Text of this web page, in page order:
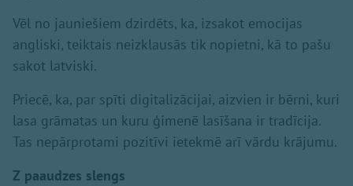
Vēl no jauniešiem dzirdēts, ka, izsakot emocijas
angliski, teiktais neizklausās tik nopietni, kā to pašu
sakot latviski.
Priecē, ka, par spīti digitalizācijai, aizvien ir bērni, kuri
lasa grāmatas un kuru ģimenē lasīšana ir tradīcija.
Tas nepārprotami pozitīvi ietekmē arī vārdu krājumu.
Z paaudzes slengs